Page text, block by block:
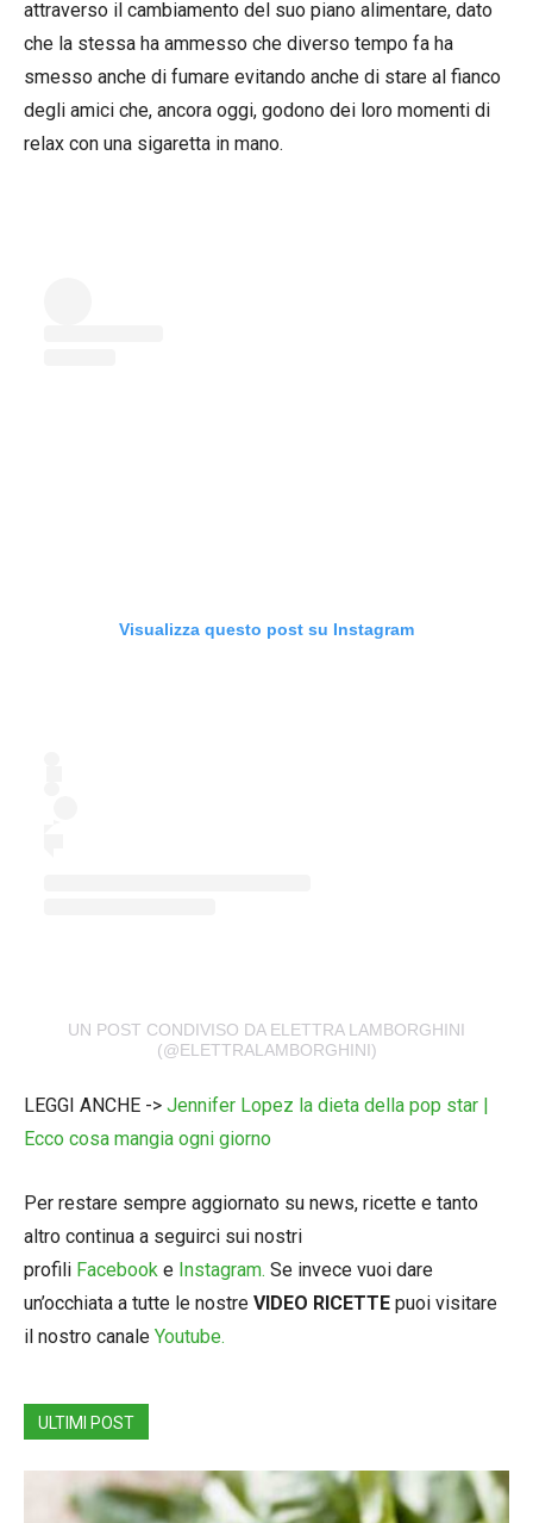
attraverso il cambiamento del suo piano alimentare, dato
che la stessa ha ammesso che diverso tempo fa ha
smesso anche di fumare evitando anche di stare al fianco
degli amici che, ancora oggi, godono dei loro momenti di
relax con una sigaretta in mano.
Visualizza questo post su Instagram
UN POST CONDIVISO DA ELETTRA LAMBORGHINI
(@ELETTRALAMBORGHINI)
LEGGI ANCHE -> Jennifer Lopez la dieta della pop star |
Ecco cosa mangia ogni giorno
Per restare sempre aggiornato su news, ricette e tanto
altro continua a seguirci sui nostri
profili Facebook e Instagram. Se invece vuoi dare
un’occhiata a tutte le nostre VIDEO RICETTE puoi visitare
il nostro canale Youtube.
ULTIMI POST